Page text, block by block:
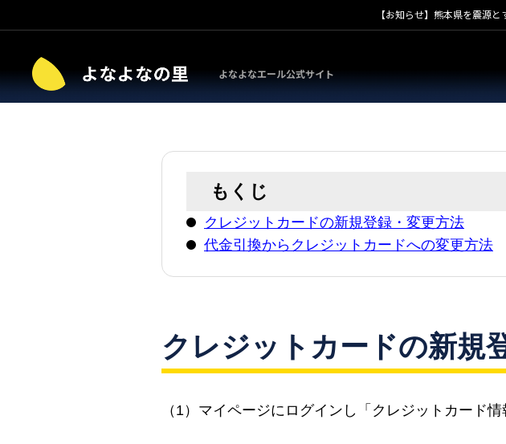
【お知らせ】熊本県を震源
よなよなエール公式サイト
もくじ
クレジットカードの新規登録・変更方法
代金引換からクレジットカードへの変更方法
クレジットカードの新規
（1）マイページにログインし「クレジットカード